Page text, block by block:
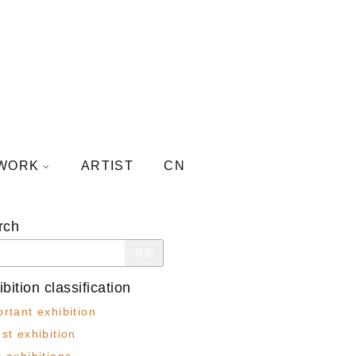
ARTIST CN
classification
exhibition
exhibition